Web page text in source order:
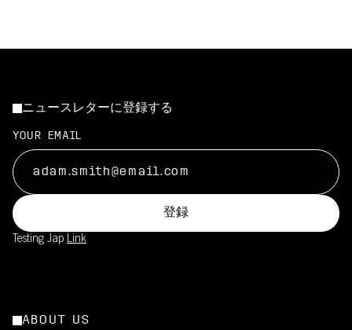
ニュースレターに登録する
YOUR EMAIL
登録
Testing Jap Link
ABOUT US